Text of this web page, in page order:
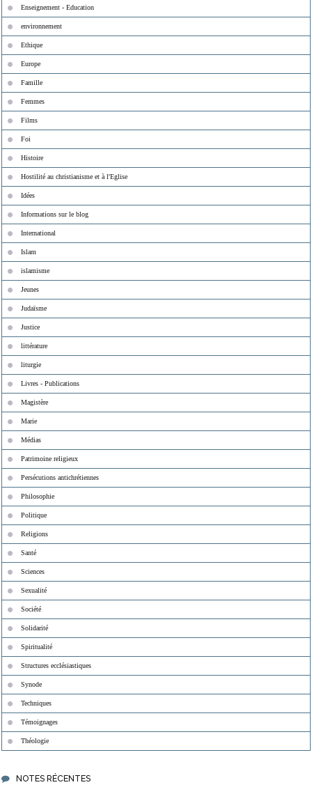
Enseignement - Education
environnement
Ethique
Europe
Famille
Femmes
Films
Foi
Histoire
Hostilité au christianisme et à l'Eglise
Idées
Informations sur le blog
International
Islam
islamisme
Jeunes
Judaïsme
Justice
littérature
liturgie
Livres - Publications
Magistère
Marie
Médias
Patrimoine religieux
Persécutions antichrétiennes
Philosophie
Politique
Religions
Santé
Sciences
Sexualité
Société
Solidarité
Spiritualité
Structures ecclésiastiques
Synode
Techniques
Témoignages
Théologie
NOTES RÉCENTES